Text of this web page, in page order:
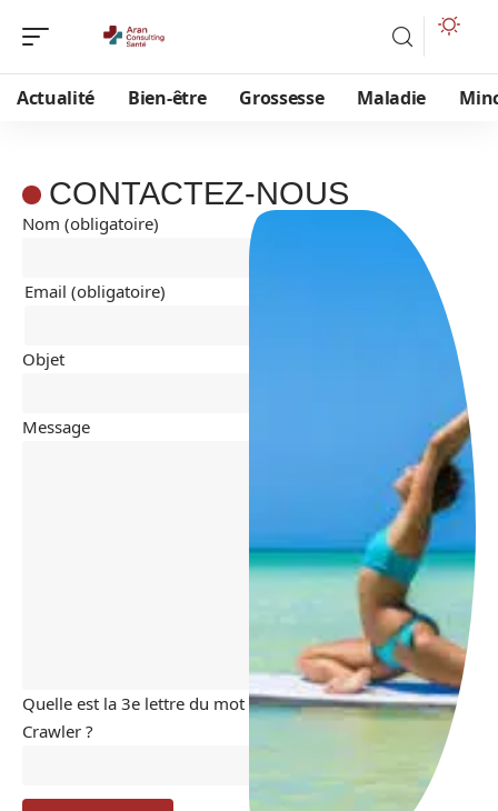
Actualité Bien-être Grossesse Maladie
CONTACTEZ-NOUS
Nom (obligatoire)
Email (obligatoire)
Objet
Message
Quelle est la 3e lettre du mot
Crawler ?